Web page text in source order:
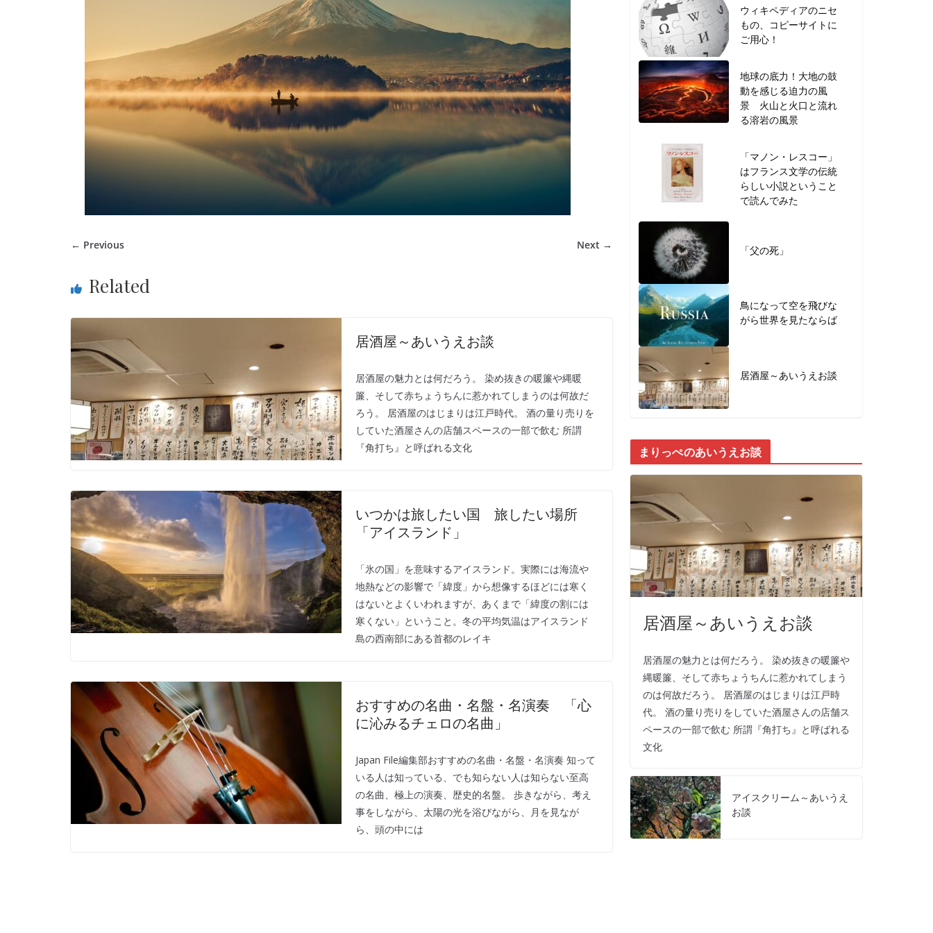
← Previous Next →
Related
居酒屋～あいうえお談
居酒屋の魅力とは何だろう。 染め抜きの暖簾や縄暖
簾、そして赤ちょうちんに惹かれてしまうのは何故だ
ろう。 居酒屋のはじまりは江戸時代。 酒の量り売りを
していた酒屋さんの店舗スペースの一部で飲む 所謂
『角打ち』と呼ばれる文化
いつかは旅したい国 旅したい場所
「アイスランド」
「氷の国」を意味するアイスランド。実際には海流や
地熱などの影響で「緯度」から想像するほどには寒く
はないとよくいわれますが、あくまで「緯度の割には
寒くない」ということ。冬の平均気温はアイスランド
島の西南部にある首都のレイキ
おすすめの名曲・名盤・名演奏 「心
に沁みるチェロの名曲」
Japan File編集部おすすめの名曲・名盤・名演奏 知って
いる人は知っている、でも知らない人は知らない至高
の名曲、極上の演奏、歴史的名盤。 歩きながら、考え
事をしながら、太陽の光を浴びながら、月を見なが
ら、頭の中には
ウィキペディアのニセ
もの、コピーサイトに
ご用心！
地球の底力！大地の鼓
動を感じる迫力の風
景 火山と火口と流れ
る溶岩の風景
「マノン・レスコー」
はフランス文学の伝統
らしい小説ということ
で読んでみた
「父の死」
鳥になって空を飛びな
がら世界を見たならば
居酒屋～あいうえお談
まりっぺのあいうえお談
居酒屋～あいうえお談
居酒屋の魅力とは何だろう。 染め抜きの暖簾や
縄暖簾、そして赤ちょうちんに惹かれてしまう
のは何故だろう。 居酒屋のはじまりは江戸時
代。 酒の量り売りをしていた酒屋さんの店舗ス
ペースの一部で飲む 所謂『角打ち』と呼ばれる
文化
アイスクリーム～あいうえ
お談